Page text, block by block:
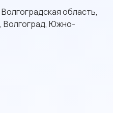
область,
Волгоград, Южно-